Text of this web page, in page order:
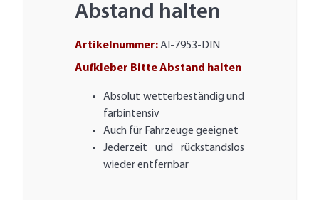
Abstand halten
Artikelnummer:AI-7953-DIN
Aufkleber Bitte Abstand halten
Absolut wetterbeständig und
farbintensiv
Auch für Fahrzeuge geeignet
Jederzeit und rückstandslos
wieder entfernbar